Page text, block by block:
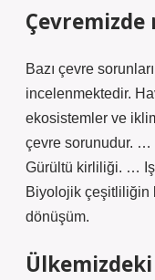
Bazı çevre
incelenmektedir.
ekosistemler ve
çevre sorunudur.
Gürültü kirliliği. …
Biyolojik çeşitliliğin
dönüşüm.